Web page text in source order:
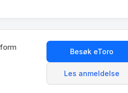
Besøk eToro
Les anmeldelse